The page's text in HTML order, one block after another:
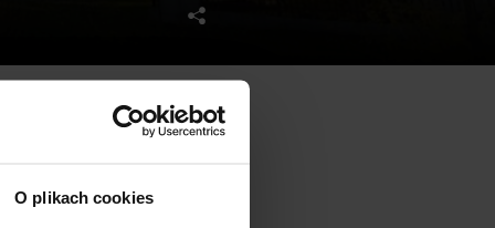
O plikach cookies